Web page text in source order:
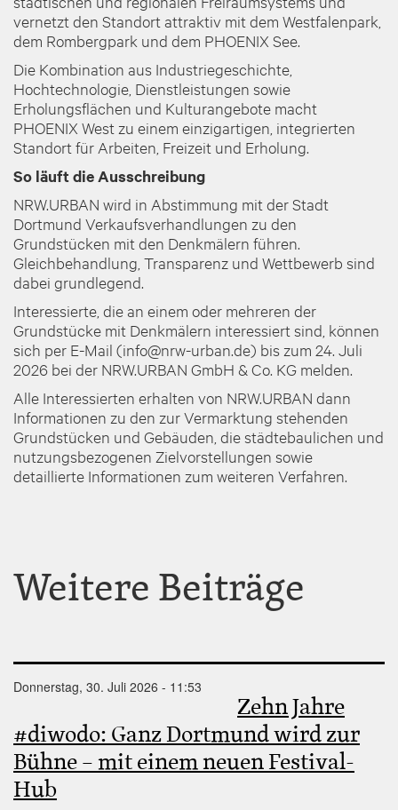
vernetzt den Standort attraktiv mit dem Westfalenpark,
dem Rombergpark und dem PHOENIX See.
Die Kombination aus Industriegeschichte,
Hochtechnologie, Dienstleistungen sowie
Erholungsflächen und Kulturangebote macht
PHOENIX West zu einem einzigartigen, integrierten
Standort für Arbeiten, Freizeit und Erholung.
So läuft die Ausschreibung
NRW.URBAN wird in Abstimmung mit der Stadt
Dortmund Verkaufsverhandlungen zu den
Grundstücken mit den Denkmälern führen.
Gleichbehandlung, Transparenz und Wettbewerb sind
dabei grundlegend.
Interessierte, die an einem oder mehreren der
Grundstücke mit Denkmälern interessiert sind, können
sich per E-Mail (info@nrw-urban.de) bis zum 24. Juli
2026 bei der NRW.URBAN GmbH & Co. KG melden.
Alle Interessierten erhalten von NRW.URBAN dann
Informationen zu den zur Vermarktung stehenden
Grundstücken und Gebäuden, die städtebaulichen und
nutzungsbezogenen Zielvorstellungen sowie
detaillierte Informationen zum weiteren Verfahren.
Weitere Beiträge
Donnerstag, 30. Juli 2026 - 11:53
Zehn Jahre
#diwodo: Ganz Dortmund wird zur
Bühne – mit einem neuen Festival-
Hub